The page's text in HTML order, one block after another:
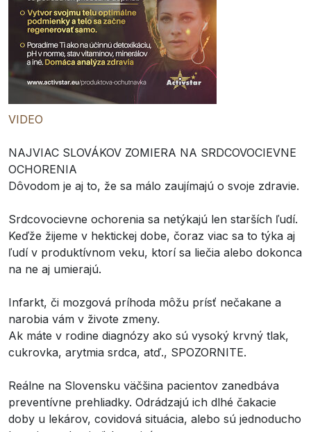
VIDEO
NAJVIAC SLOVÁKOV ZOMIERA NA SRDCOVOCIEVNE
OCHORENIA
Dôvodom je aj to, že sa málo zaujímajú o svoje zdravie.
Srdcovocievne ochorenia sa netýkajú len starších ľudí.
Keďže žijeme v hektickej dobe, čoraz viac sa to týka aj
ľudí v produktívnom veku, ktorí sa liečia alebo dokonca
na ne aj umierajú.
Infarkt, či mozgová príhoda môžu prísť nečakane a
narobia vám v živote zmeny.
Ak máte v rodine diagnózy ako sú vysoký krvný tlak,
cukrovka, arytmia srdca, atď., SPOZORNITE.
Reálne na Slovensku väčšina pacientov zanedbáva
preventívne prehliadky. Odrádzajú ich dlhé čakacie
doby u lekárov, covidová situácia, alebo sú jednoducho